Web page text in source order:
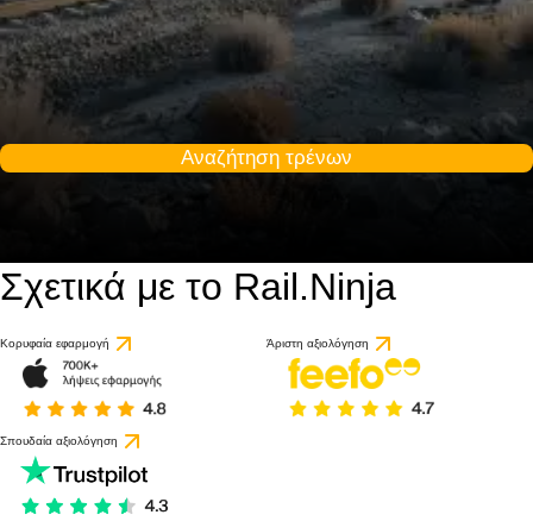
Αναζήτηση τρένων
Σχετικά με το Rail.Ninja
Κορυφαία εφαρμογή Άριστη αξιολόγηση
Σπουδαία αξιολόγηση